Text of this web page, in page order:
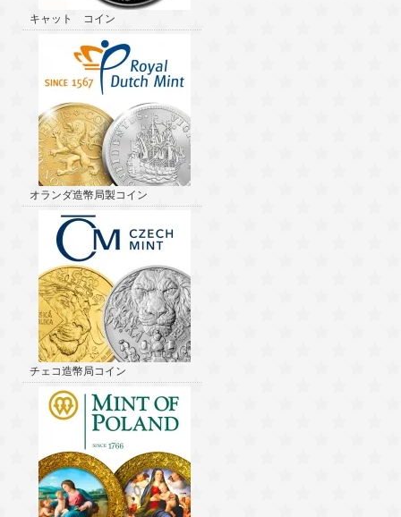
キャット コイン
オランダ造幣局製コイン
チェコ造幣局コイン